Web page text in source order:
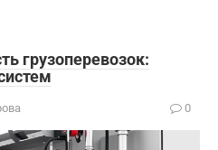
грузоперевозок:
0